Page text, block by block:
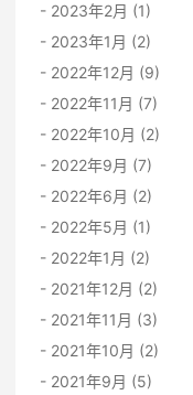
2023年2月 (1)
2023年1月 (2)
2022年12月 (9)
2022年11月 (7)
2022年10月 (2)
2022年9月 (7)
2022年6月 (2)
2022年5月 (1)
2022年1月 (2)
2021年12月 (2)
2021年11月 (3)
2021年10月 (2)
2021年9月 (5)